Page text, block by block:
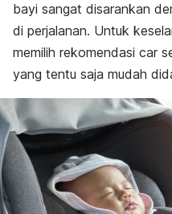
bayi sangat disarankan
di perjalanan. Untuk
memilih rekomendasi car
yang tentu saja mudah